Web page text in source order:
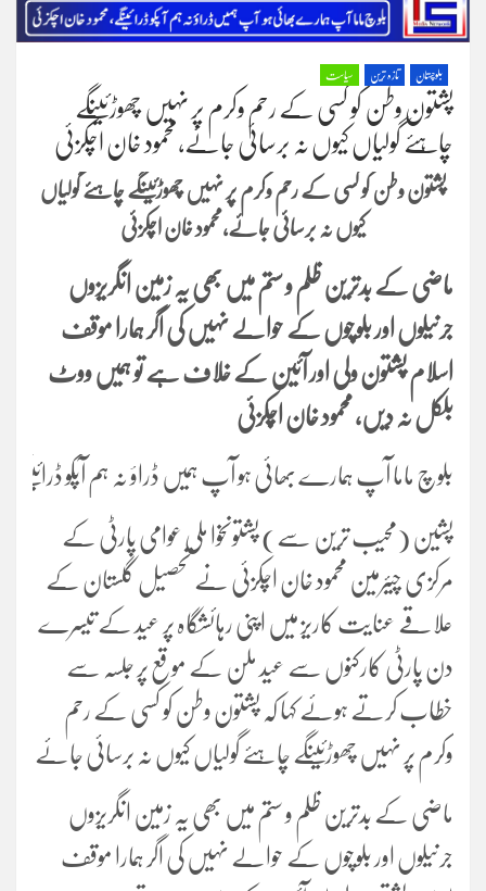
بلوچستان تازہ ترین سیاست
پشتون وطن کو کسی کے رحم وکرم پر نہیں چھوڑئینگے
چاہئے گولیاں کیوں نہ برسائی جائے،محمود خان اچکزئی
پشتون وطن کو کسی کے رحم وکرم پر نہیں چھوڑئینگے چاہئے گولیاں
کیوں نہ برسائی جائے،محمود خان اچکزئی
ماضی کے بدترین ظلم و ستم میں بھی یہ زمین انگریزوں
جرنیلوں اور بلوچوں کے حوالے نہیں کی اگر ہمارا موقف
اسلام پشتون ولی اور آئین کے خلاف ہے تو ہمیں ووٹ
بلکل نہ دیں، محمود خان اچکزئی
بلوچ ماما آپ ہمارے بھائی ہو آپ ہمیں ڈراؤ نہ ہم آپکو ڈرائینگے،
پشین (محیب ترین سے) پشتونخوا ملی عوامی پارٹی کے
مرکزی چیئرمین محمود خان اچکزئی نے تحصیل گلستان کے
علاقے عنایت کاریز میں اپنی رہائشگاہ پر عید کے تیسرے
دن پارٹی کارکنوں سے عید ملن کے موقع پر جلسہ سے
خطاب کرتے ہوئے کہا کہ پشتون وطن کو کسی کے رحم
وکرم پر نہیں چھوڑئینگے چاہئے گولیاں کیوں نہ برسائی جائے
ماضی کے بدترین ظلم و ستم میں بھی یہ زمین انگریزوں
جرنیلوں اور بلوچوں کے حوالے نہیں کی اگر ہمارا موقف